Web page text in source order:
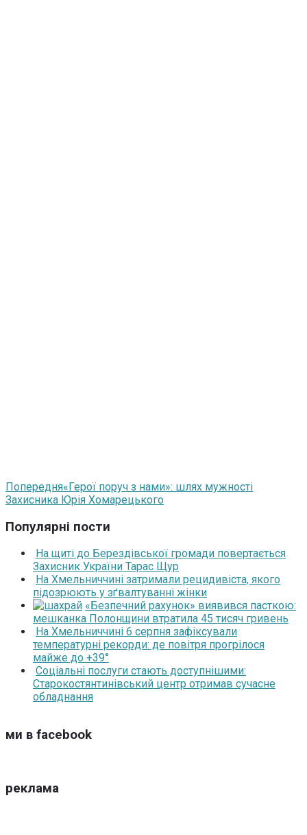
Попередня«Герої поруч з нами»: шлях мужності
Захисника Юрія Хомарецького
Популярні пости
На щиті до Берездівської громади повертається
Захисник України Тарас Щур
На Хмельниччині затримали рецидивіста, якого
підозрюють у зґвалтуванні жінки
«Безпечний рахунок» виявився пасткою:
мешканка Полонщини втратила 45 тисяч гривень
На Хмельниччині 6 серпня зафіксували
температурні рекорди: де повітря прогрілося
майже до +39°
Соціальні послуги стають доступнішими:
Старокостянтинівський центр отримав сучасне
обладнання
ми в facebook
реклама